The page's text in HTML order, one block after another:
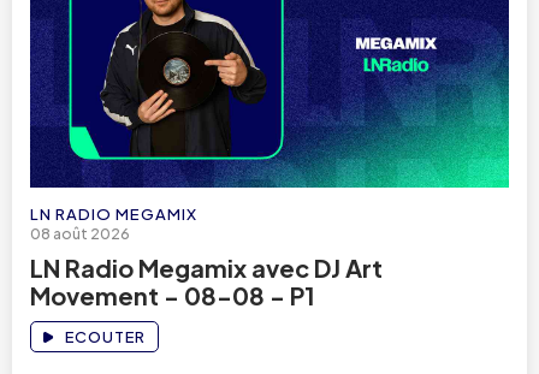
LN RADIO MEGAMIX
08 août 2026
LN Radio Megamix avec DJ Art
Movement - 08-08 - P1
ECOUTER